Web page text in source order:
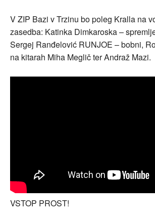
V ZIP Bazi v Trzinu bo poleg Kralla na
zasedba: Katinka Dimkaroska –
Sergej Ranđelović RUNJOE – bobni,
na kitarah Miha Meglič ter Andraž Mazi.
VSTOP PROST!